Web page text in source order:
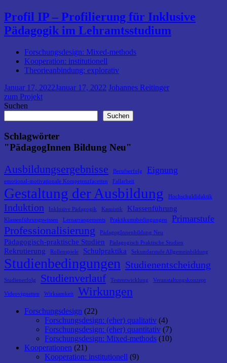
Profil IP – Profilierung für Inklusive
Pädagogik im Lehramtsstudium
Forschungsdesign: Mixed-methods
Kooperation: institutionell
Theorieanbindung: explorativ
Januar 17, 2022Januar 17, 2022 Johannes Reitinger
zum Projekt
Suchen
Suchen
Schlagwörter
"PädagogInnen Bildung Neu"
Ausbildungsergebnisse Berufserfolg Eignung
emotional-motivationale Kompetenzfacetten Fallarbeit
Gestaltung der Ausbildung Hochschuldidaktik
Induktion Inklusive Pädagogik Kasuistik Klassenführung
Klassenführungswissen Lernarrangements Praktikumsbedingungen Primarstufe
Professionalisierung PädagogInnenbildung Neu
Pädagogisch-praktische Studien Pädagogisch Praktische Studien
Rekrutierung Rollenspiele Schulpraktika Sekundarstufe Allgemeinbildung
Studienbedingungen Studienentscheidung
Studienerfolg Studienverlauf Testentwicklung Veranstaltungskonzept
Videovignetten Wirksamkeit Wirkungen
Forschungsdesign (22)
Forschungsdesign: (eher) qualitativ (4)
Forschungsdesign: (eher) quantitativ (7)
Forschungsdesign: Mixed-methods (10)
Kooperationen (21)
Kooperation: institutionell (9)